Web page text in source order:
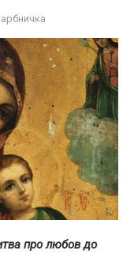
про любов до